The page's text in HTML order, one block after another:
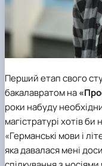
Перший етап свого
бакалавратом на
роки набуду
магістратурі хотів би
«Германські мови і
яка давалася мені